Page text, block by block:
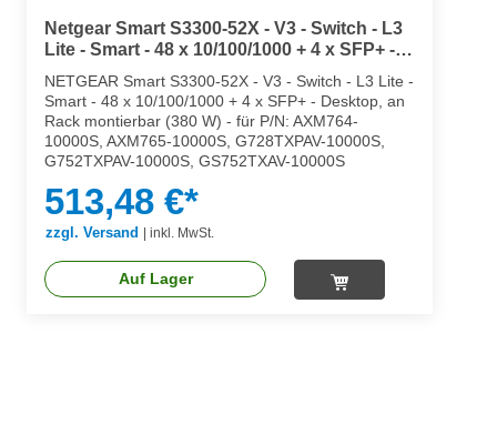
Netgear Smart S3300-52X - V3 - Switch - L3
Lite - Smart - 48 x 10/100/1000 + 4 x SFP+ -
NETGEAR Smart S3300-52X - V3 - Switch - L3 Lite -
Smart - 48 x 10/100/1000 + 4 x SFP+ - Desktop, an
Rack montierbar (380 W) - für P/N: AXM764-
10000S, AXM765-10000S, G728TXPAV-10000S,
G752TXPAV-10000S, GS752TXAV-10000S
513,48 €*
zzgl. Versand inkl. MwSt.
Auf Lager